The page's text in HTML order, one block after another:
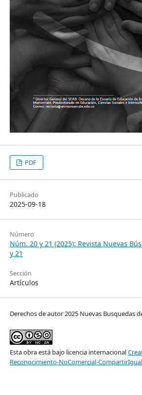
PDF
Publicado
2025-09-18
Número
Núm. 20 y 21 (2025): Revista Nuevas
y 21
Sección
Artículos
Derechos de autor 2025 Nuevas Busquedas
Esta obra está bajo licencia internacional
Reconocimiento-NoComercial-